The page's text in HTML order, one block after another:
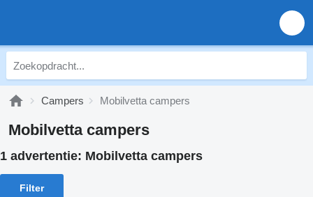
Campers Mobilvetta campers
Mobilvetta campers
1 advertentie: Mobilvetta campers
Filter